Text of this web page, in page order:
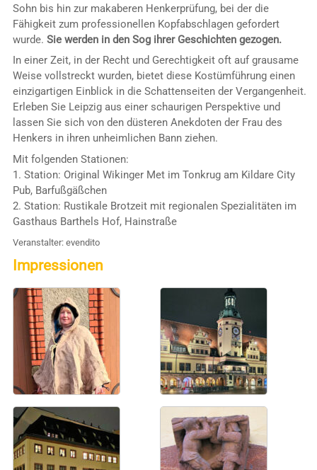
Sohn bis hin zur makaberen Henkerprüfung, bei der die
Fähigkeit zum professionellen Kopfabschlagen gefordert
wurde. Sie werden in den Sog ihrer Geschichten gezogen.
In einer Zeit, in der Recht und Gerechtigkeit oft auf grausame
Weise vollstreckt wurden, bietet diese Kostümführung einen
einzigartigen Einblick in die Schattenseiten der Vergangenheit.
Erleben Sie Leipzig aus einer schaurigen Perspektive und
lassen Sie sich von den düsteren Anekdoten der Frau des
Henkers in ihren unheimlichen Bann ziehen.
Mit folgenden Stationen:
1. Station: Original Wikinger Met im Tonkrug am Kildare City
Pub, Barfußgäßchen
2. Station: Rustikale Brotzeit mit regionalen Spezialitäten im
Gasthaus Barthels Hof, Hainstraße
Veranstalter: evendito
Impressionen